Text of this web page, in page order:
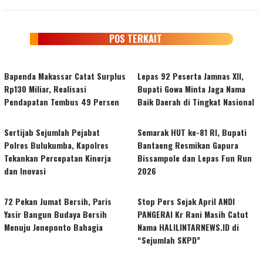
POS TERKAIT
Bapenda Makassar Catat Surplus
Rp130 Miliar, Realisasi
Pendapatan Tembus 49 Persen
Lepas 92 Peserta Jamnas XII,
Bupati Gowa Minta Jaga Nama
Baik Daerah di Tingkat Nasional
Sertijab Sejumlah Pejabat
Polres Bulukumba, Kapolres
Tekankan Percepatan Kinerja
dan Inovasi
Semarak HUT ke-81 RI, Bupati
Bantaeng Resmikan Gapura
Bissampole dan Lepas Fun Run
2026
72 Pekan Jumat Bersih, Paris
Yasir Bangun Budaya Bersih
Menuju Jeneponto Bahagia
Stop Pers Sejak April ANDI
PANGERAI Kr Rani Masih Catut
Nama HALILINTARNEWS.ID di
“Sejumlah SKPD”